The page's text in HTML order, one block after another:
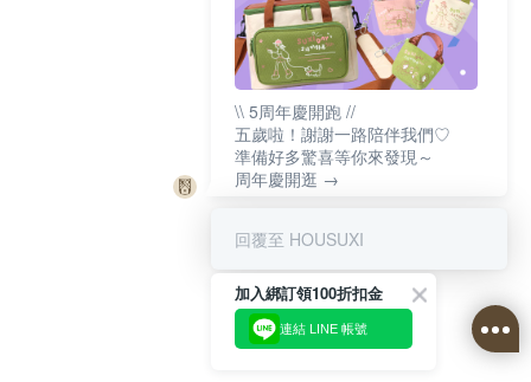
\\ 5周年慶開跑 //
五歲啦！謝謝一路陪伴我們♡
準備好多驚喜等你來發現～
周年慶開逛 →
回覆至 HOUSUXI
加入綁訂領100折扣金
連結 LINE 帳號